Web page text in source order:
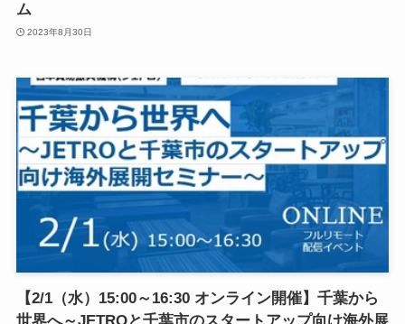
ム
2023年8月30日
【2/1（水）15:00～16:30 オンライン開催】千葉から